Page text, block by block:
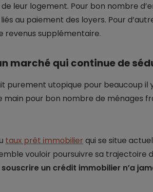
leur logement. Pour bon nombre
au paiement des loyers. Pour
revenus supplémentaire.
marché qui continue de
purement utopique pour beaucoup il
main pour bon nombre de ménages
taux prêt immobilier qui se situe
vouloir poursuivre sa trajectoire
un crédit immobilier n’a